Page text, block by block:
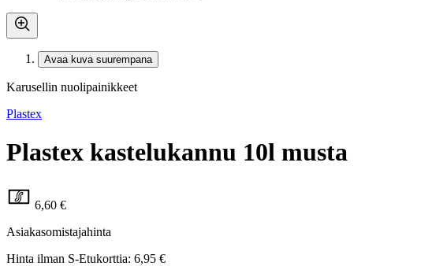
Avaa kuva suurempana
Karusellin nuolipainikkeet
Plastex
Plastex kastelukannu 10l musta
6,60 €
Asiakasomistajahinta
Hinta ilman S-Etukorttia: 6,95 €